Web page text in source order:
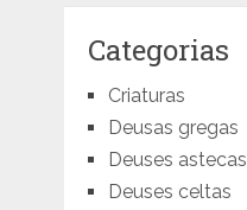
Categorias
Criaturas
Deusas gregas
Deuses astecas
Deuses celtas